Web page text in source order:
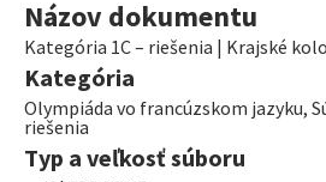
Názov dokumentu
Kategória 1C – riešenia | Krajské
Kategória
Olympiáda vo francúzskom jazyku,
riešenia
Typ a veľkosť súboru